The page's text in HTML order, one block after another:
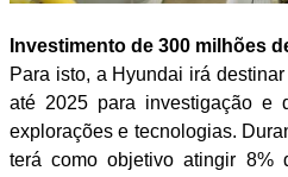
Investimento de 300 milhões
Para isto, a Hyundai irá
até 2025 para investigação e
explorações e tecnologias.
terá como objetivo atingir 8%